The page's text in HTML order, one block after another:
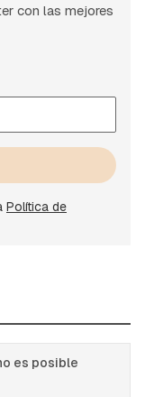
con las mejores
Política de
es posible